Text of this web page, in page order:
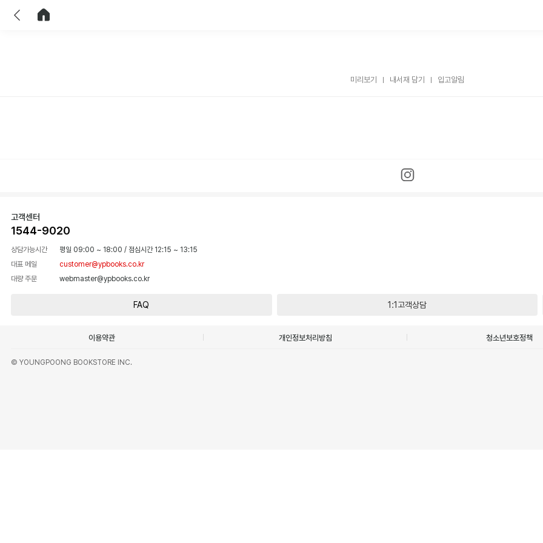
미리보기 내서재 담기 입고알림
고객센터
1544-9020
상담가능시간 평일 09:00 ~ 18:00 / 점심시간 12:15 ~ 13:15
대표 메일
customer@ypbooks.co.kr
대량 주문
webmaster@ypbooks.co.kr
FAQ 1:1고객상담
이용약관 개인정보처리방침 청소년보호정책
© YOUNGPOONG BOOKSTORE INC.